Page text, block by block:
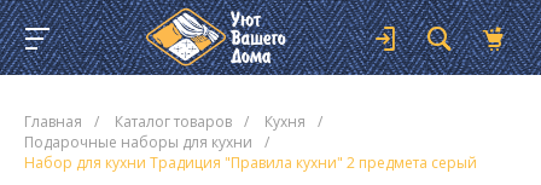
Главная / Каталог товаров / Кухня
/
Подарочные наборы для кухни
/
Набор для кухни Традиция "Правила кухни" 2 предмета серый